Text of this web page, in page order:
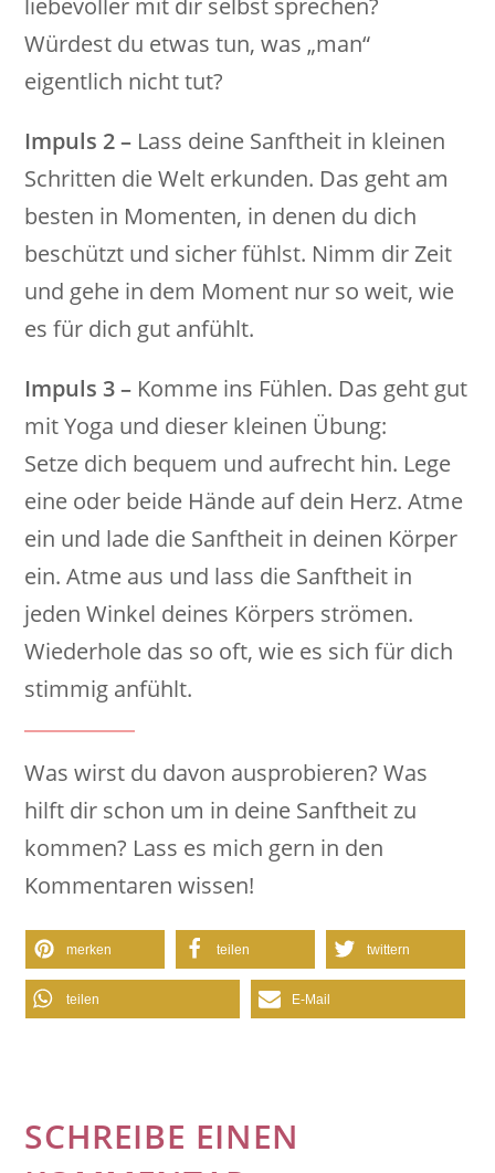
Würdest du etwas tun, was „man“
eigentlich nicht tut?
Impuls 2 – Lass deine Sanftheit in kleinen
Schritten die Welt erkunden. Das geht am
besten in Momenten, in denen du dich
beschützt und sicher fühlst. Nimm dir Zeit
und gehe in dem Moment nur so weit, wie
es für dich gut anfühlt.
Impuls 3 – Komme ins Fühlen. Das geht gut
mit Yoga und dieser kleinen Übung:
Setze dich bequem und aufrecht hin. Lege
eine oder beide Hände auf dein Herz. Atme
ein und lade die Sanftheit in deinen Körper
ein. Atme aus und lass die Sanftheit in
jeden Winkel deines Körpers strömen.
Wiederhole das so oft, wie es sich für dich
stimmig anfühlt.
Was wirst du davon ausprobieren? Was
hilft dir schon um in deine Sanftheit zu
kommen? Lass es mich gern in den
Kommentaren wissen!
merken teilen twittern
teilen E-Mail
SCHREIBE EINEN